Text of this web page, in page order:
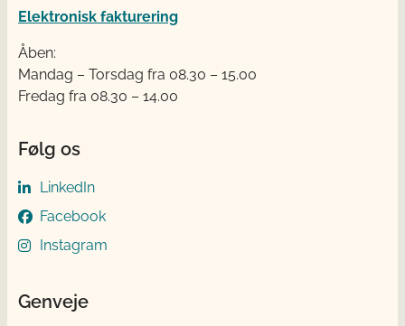
Elektronisk fakturering
Åben:
Mandag – Torsdag fra 08.30 – 15.00
Fredag fra 08.30 – 14.00
Følg os
LinkedIn
Facebook
Instagram
Genveje